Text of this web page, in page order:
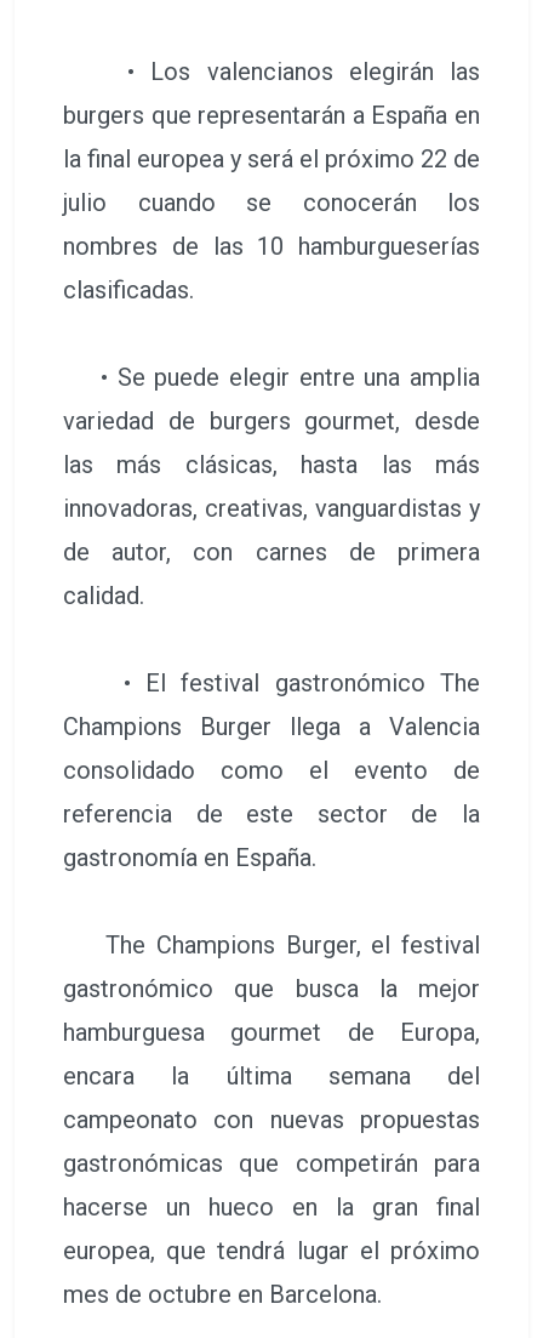
• Los valencianos elegirán las
burgers que representarán a España en
la final europea y será el próximo 22 de
julio cuando se conocerán los
nombres de las 10 hamburgueserías
clasificadas.
• Se puede elegir entre una amplia
variedad de burgers gourmet, desde
las más clásicas, hasta las más
innovadoras, creativas, vanguardistas y
de autor, con carnes de primera
calidad.
• El festival gastronómico The
Champions Burger llega a Valencia
consolidado como el evento de
referencia de este sector de la
gastronomía en España.
The Champions Burger, el festival
gastronómico que busca la mejor
hamburguesa gourmet de Europa,
encara la última semana del
campeonato con nuevas propuestas
gastronómicas que competirán para
hacerse un hueco en la gran final
europea, que tendrá lugar el próximo
mes de octubre en Barcelona.